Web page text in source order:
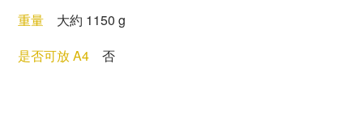
重量
大約 1150 g
是否可放 A4
否